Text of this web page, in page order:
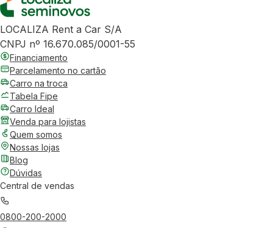
LOCALIZA Rent a Car S/A
CNPJ nº 16.670.085/0001-55
Financiamento
Parcelamento no cartão
Carro na troca
Tabela Fipe
Carro Ideal
Venda para lojistas
Quem somos
Nossas lojas
Blog
Dúvidas
Central de vendas
0800-200-2000